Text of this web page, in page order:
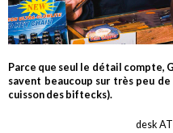
Parce que seul le détail compte,
savent beaucoup sur très peu
cuisson des biftecks).
desk